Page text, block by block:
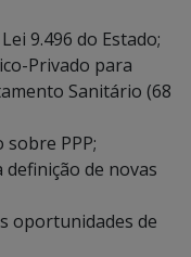
9.496 do Estado;
Privado para
Sanitário (68
sobre PPP;
de novas
oportunidades de